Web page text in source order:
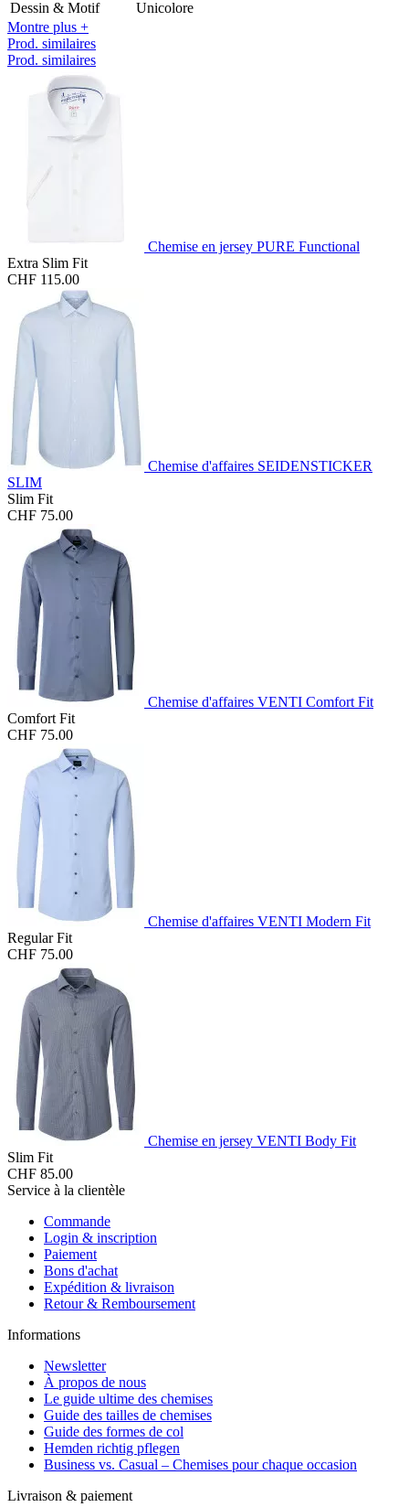
Dessin & Motif
Unicolore
Montre plus +
Prod. similaires
Prod. similaires
Chemise en jersey PURE Functional
Extra Slim Fit
CHF 115.00
Chemise d'affaires SEIDENSTICKER
SLIM
Slim Fit
CHF 75.00
Chemise d'affaires VENTI Comfort Fit
Comfort Fit
CHF 75.00
Chemise d'affaires VENTI Modern Fit
Regular Fit
CHF 75.00
Chemise en jersey VENTI Body Fit
Slim Fit
CHF 85.00
Service à la clientèle
Commande
Login & inscription
Paiement
Bons d'achat
Expédition & livraison
Retour & Remboursement
Informations
Newsletter
À propos de nous
Le guide ultime des chemises
Guide des tailles de chemises
Guide des formes de col
Hemden richtig pflegen
Business vs. Casual – Chemises pour chaque occasion
Livraison & paiement